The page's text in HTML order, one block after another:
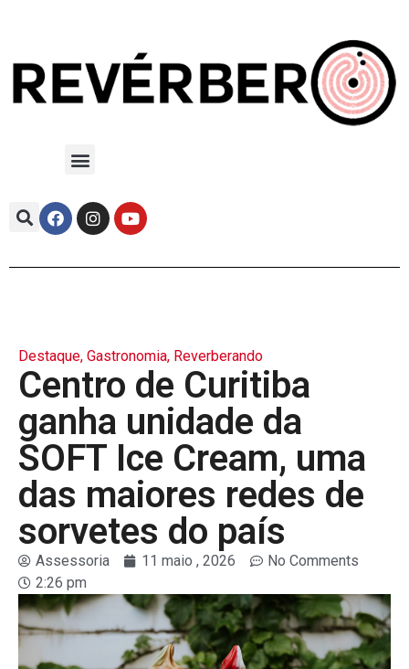
Destaque, Gastronomia, Reverberando
Centro de Curitiba
ganha unidade da
SOFT Ice Cream, uma
das maiores redes de
sorvetes do país
Assessoria 11 maio , 2026
No Comments
2:26 pm